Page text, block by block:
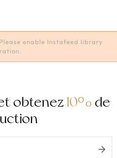
enable Instafeed library
obtenez10% de